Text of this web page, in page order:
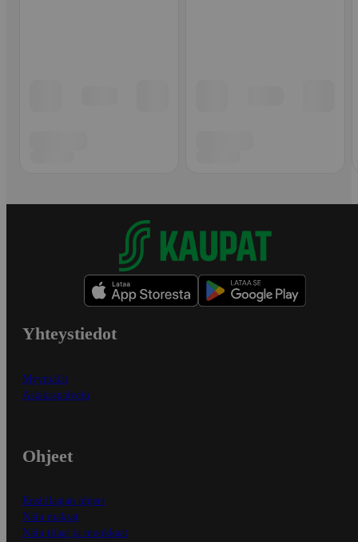
Yhteystiedot
Myymälät
Asiakaspalvelu
Ohjeet
Ensitilaajan ohjeet
Näin maksat
Näin tilaat ja muokkaat